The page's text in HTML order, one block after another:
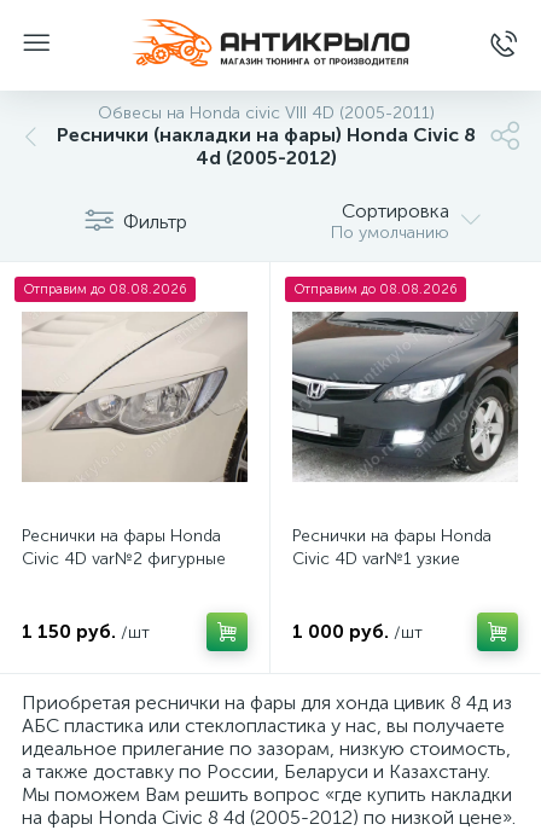
Обвесы на Honda civic VIII 4D (2005-2011)
Реснички (накладки на фары) Honda Civic 8
4d (2005-2012)
Фильтр Сортировка
По умолчанию
Отправим до 08.08.2026
Реснички на фары Honda
Civic 4D var№2 фигурные
1 150 руб. /шт
Отправим до 08.08.2026
Реснички на фары Honda
Civic 4D var№1 узкие
1 000 руб. /шт
Приобретая реснички на фары для хонда цивик 8 4д из
АБС пластика или стеклопластика у нас, вы получаете
идеальное прилегание по зазорам, низкую стоимость,
а также доставку по России, Беларуси и Казахстану.
Мы поможем Вам решить вопрос «где купить накладки
на фары Honda Civic 8 4d (2005-2012) по низкой цене».